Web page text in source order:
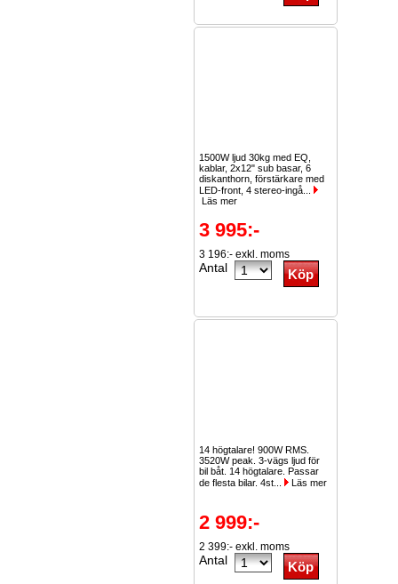
1500W ljud 30kg med EQ,
kablar, 2x12" sub basar, 6
diskanthorn, förstärkare med
LED-front, 4 stereo-ingå...
Läs mer
3 995:-
3 196:- exkl. moms
Antal
14 högtalare! 900W RMS.
3520W peak. 3-vägs ljud för
bil båt. 14 högtalare. Passar
de flesta bilar. 4st...
Läs mer
2 999:-
2 399:- exkl. moms
Antal